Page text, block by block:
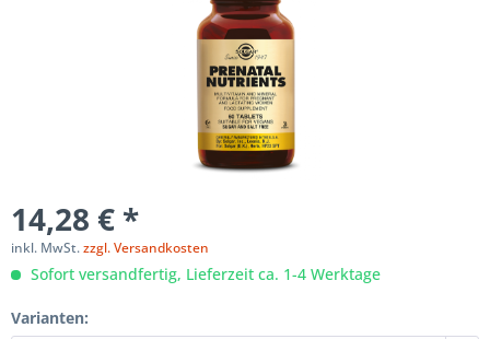
14,28 € *
inkl. MwSt.zzgl. Versandkosten
Sofort versandfertig, Lieferzeit ca. 1-4 Werktage
Varianten: